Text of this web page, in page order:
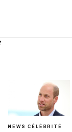
NEWS CÉLÉBRITÉ